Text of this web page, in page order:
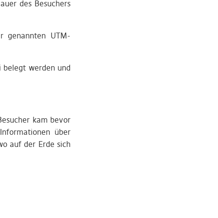
des Besuchers
genannten UTM-
werden und
kam bevor
über
auf der Erde sich